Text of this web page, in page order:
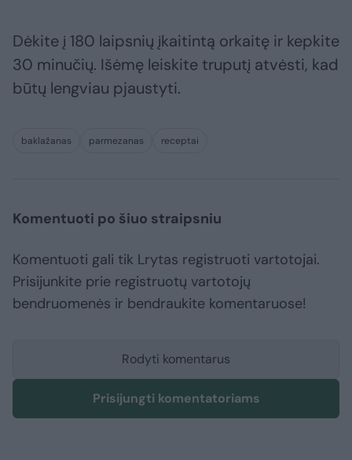
Dėkite į 180 laipsnių įkaitintą orkaitę ir kepkite
30 minučių. Išėmę leiskite truputį atvėsti, kad
būtų lengviau pjaustyti.
baklažanas parmezanas receptai
Komentuoti po šiuo straipsniu
Komentuoti gali tik Lrytas registruoti vartotojai.
Prisijunkite prie registruotų vartotojų
bendruomenės ir bendraukite komentaruose!
Rodyti komentarus
Prisijungti komentatoriams